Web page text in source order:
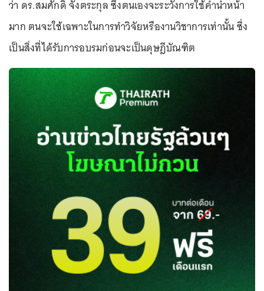
ว่า ดร.สมศักดิ์ จังตระกุล ซึ่งตนเองจะระวังการใช้คำนำหน้า
มาก ตนจะใช้เฉพาะในการทำวิจัยหรืองานวิชาการเท่านั้น ซึ่ง
เป็นสิ่งที่ได้รับการอบรมก่อนจะเป็นดุษฎีบัณฑิต